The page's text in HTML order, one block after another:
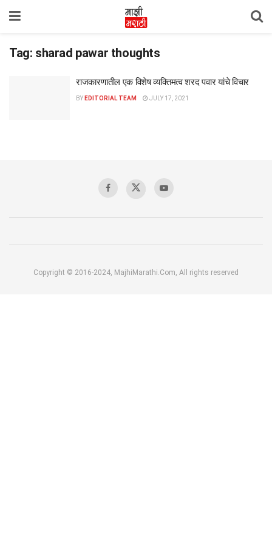
Tag: sharad pawar thoughts
राजकारणातील एक विशेष व्यक्तिमत्व शरद पवार यांचे विचार
BY EDITORIAL TEAM JULY 17, 2021
Copyright © 2016-2024, MajhiMarathi.Com, All rights reserved